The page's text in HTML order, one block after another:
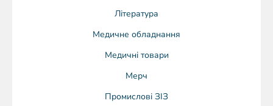
Література
Медичне обладнання
Медичні товари
Мерч
Промислові ЗІЗ